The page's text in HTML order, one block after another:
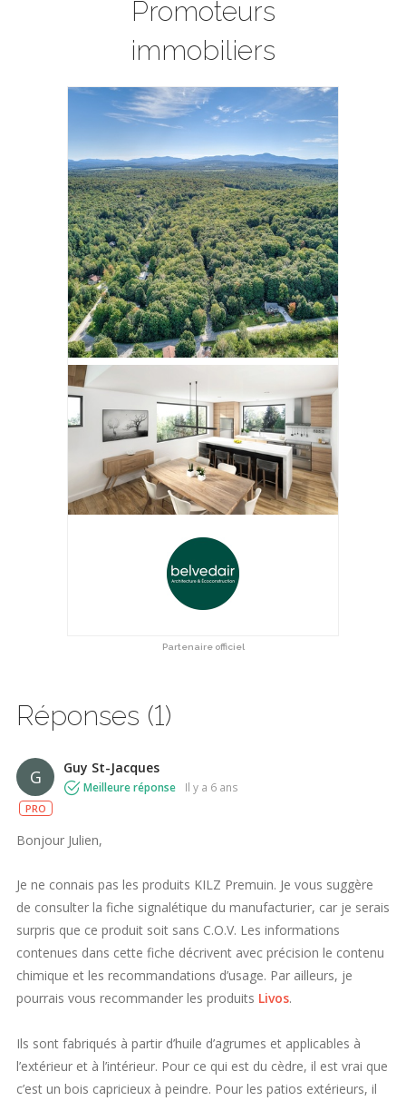
Promoteurs
immobiliers
Partenaire officiel
Réponses (1)
G
PRO
Guy St-Jacques
Meilleure réponse il y a 6 ans
Bonjour Julien,
Je ne connais pas les produits KILZ Premuin. Je vous suggère
de consulter la fiche signalétique du manufacturier, car je serais
surpris que ce produit soit sans C.O.V. Les informations
contenues dans cette fiche décrivent avec précision le contenu
chimique et les recommandations d’usage. Par ailleurs, je
pourrais vous recommander les produits Livos.
Ils sont fabriqués à partir d’huile d’agrumes et applicables à
l’extérieur et à l’intérieur. Pour ce qui est du cèdre, il est vrai que
c’est un bois capricieux à peindre. Pour les patios extérieurs, il